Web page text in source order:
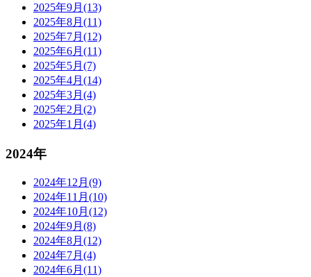
2025年9月(13)
2025年8月(11)
2025年7月(12)
2025年6月(11)
2025年5月(7)
2025年4月(14)
2025年3月(4)
2025年2月(2)
2025年1月(4)
2024年
2024年12月(9)
2024年11月(10)
2024年10月(12)
2024年9月(8)
2024年8月(12)
2024年7月(4)
2024年6月(11)